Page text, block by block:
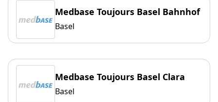
Medbase Toujours Basel Bahnhof
Basel
Medbase Toujours Basel Clara
Basel